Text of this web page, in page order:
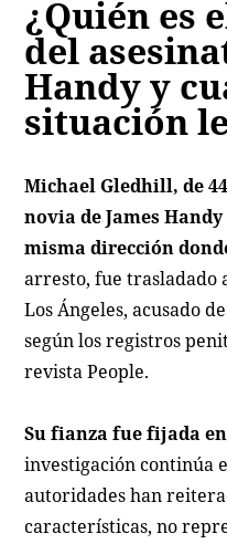
¿Quién es
del
Handy y
situación
Michael Gledhill, de
novia de James
misma dirección
arresto, fue trasladado
Los Ángeles, acusado
según los registros
revista People.
Su fianza fue fijada
investigación continúa
autoridades han
características, no